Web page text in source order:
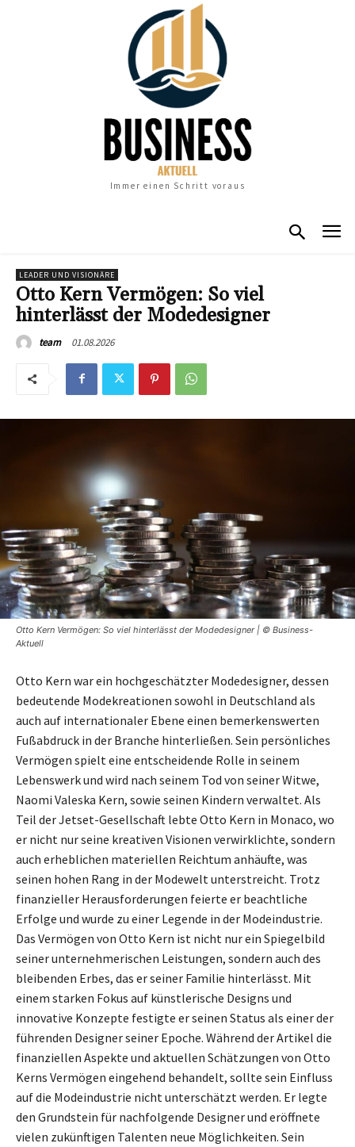
Immer einen Schritt voraus
LEADER UND VISIONÄRE
Otto Kern Vermögen: So viel
hinterlässt der Modedesigner
team 01.08.2026
Otto Kern Vermögen: So viel hinterlässt der Modedesigner | © Business-
Aktuell
Otto Kern war ein hochgeschätzter Modedesigner, dessen
bedeutende Modekreationen sowohl in Deutschland als
auch auf internationaler Ebene einen bemerkenswerten
Fußabdruck in der Branche hinterließen. Sein persönliches
Vermögen spielt eine entscheidende Rolle in seinem
Lebenswerk und wird nach seinem Tod von seiner Witwe,
Naomi Valeska Kern, sowie seinen Kindern verwaltet. Als
Teil der Jetset-Gesellschaft lebte Otto Kern in Monaco, wo
er nicht nur seine kreativen Visionen verwirklichte, sondern
auch erheblichen materiellen Reichtum anhäufte, was
seinen hohen Rang in der Modewelt unterstreicht. Trotz
finanzieller Herausforderungen feierte er beachtliche
Erfolge und wurde zu einer Legende in der Modeindustrie.
Das Vermögen von Otto Kern ist nicht nur ein Spiegelbild
seiner unternehmerischen Leistungen, sondern auch des
bleibenden Erbes, das er seiner Familie hinterlässt. Mit
einem starken Fokus auf künstlerische Designs und
innovative Konzepte festigte er seinen Status als einer der
führenden Designer seiner Epoche. Während der Artikel die
finanziellen Aspekte und aktuellen Schätzungen von Otto
Kerns Vermögen eingehend behandelt, sollte sein Einfluss
auf die Modeindustrie nicht unterschätzt werden. Er legte
den Grundstein für nachfolgende Designer und eröffnete
vielen zukünftigen Talenten neue Möglichkeiten. Sein